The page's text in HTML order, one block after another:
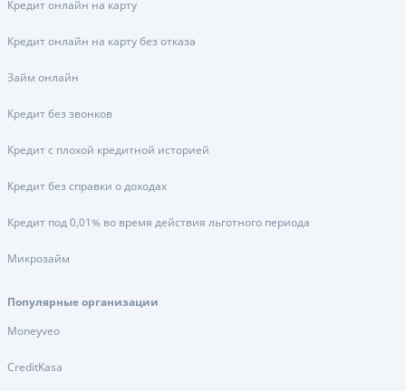
Кредит онлайн на карту
Кредит онлайн на карту без отказа
Займ онлайн
Кредит без звонков
Кредит с плохой кредитной историей
Кредит без справки о доходах
Кредит под 0,01% во время действия льготного периода
Микрозайм
Популярные организации
Moneyveo
CreditKasa